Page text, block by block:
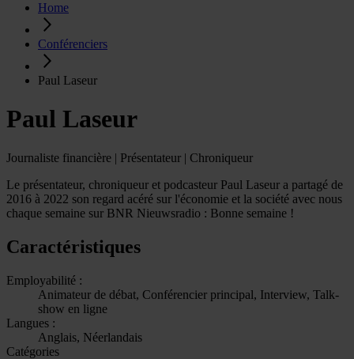
Home
Conférenciers
Paul Laseur
Paul Laseur
Journaliste financière | Présentateur | Chroniqueur
Le présentateur, chroniqueur et podcasteur Paul Laseur a partagé de
2016 à 2022 son regard acéré sur l'économie et la société avec nous
chaque semaine sur BNR Nieuwsradio : Bonne semaine !
Caractéristiques
Employabilité :
Animateur de débat, Conférencier principal, Interview, Talk-
show en ligne
Langues :
Anglais, Néerlandais
Catégories